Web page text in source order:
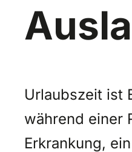
Urlaubszeit ist
während einer
Erkrankung,